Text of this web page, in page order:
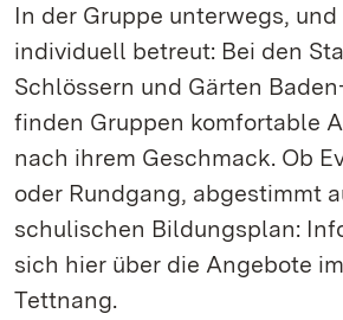
In der Gruppe unterwegs,
individuell betreut: Bei den
Schlössern und Gärten
finden Gruppen komfortable
nach ihrem Geschmack. Ob
oder Rundgang, abgestimmt
schulischen Bildungsplan:
sich hier über die Angebote
Tettnang.